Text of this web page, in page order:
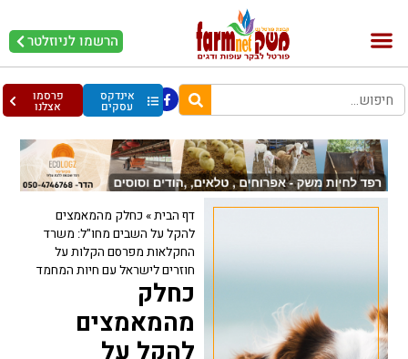
הרשמו לניוזלטר
אינדקס
עסקים
פרסמו
אצלנו
דף הבית» כחלק מהמאמצים
להקל על השבים מחו"ל: משרד
החקלאות מפרסם הקלות על
חוזרים לישראל עם חיות המחמד
כחלק
מהמאמצים